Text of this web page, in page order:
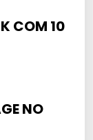
COM 10
NO